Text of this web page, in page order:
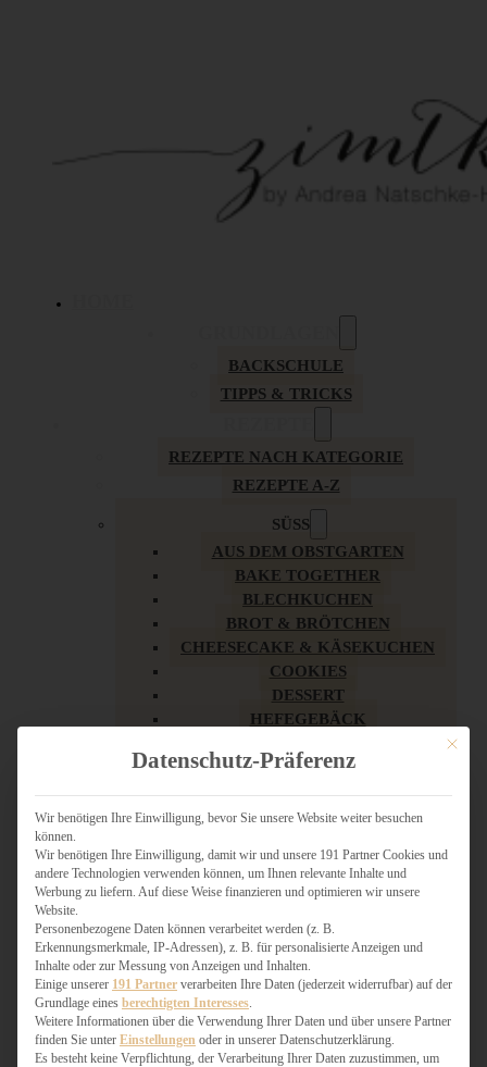
BACKSCHULE
TIPPS & TRICKS
REZEPTE NACH KATEGORIE
REZEPTE A-Z
SÜSS
AUS DEM OBSTGARTEN
BAKE TOGETHER
BLECHKUCHEN
BROT & BRÖTCHEN
CHEESECAKE & KÄSEKUCHEN
COOKIES
DESSERT
HEFEGEBÄCK
KUCHEN
LOW CARB & GESÜNDER
MY AMERICAN BAKERY
SCHOKOLADIGES
SÜSSES HAUPTGERICHT
TÖRTCHEN
VEGAN SÜSS
WEIHNACHTSBÄCKEREI
HERZHAFT
Mit
Datenschutz-Präferenz
Wir benötigen Ihre Einwilligung, bevor Sie unsere Website weiter besuchen
können.
Wir benötigen Ihre Einwilligung, damit wir und unsere 191 Partner Cookies und
andere Technologien verwenden können, um Ihnen relevante Inhalte und
Werbung zu liefern. Auf diese Weise finanzieren und optimieren wir unsere
Website.
Personenbezogene Daten können verarbeitet werden (z. B.
Erkennungsmerkmale, IP-Adressen), z. B. für personalisierte Anzeigen und
Inhalte oder zur Messung von Anzeigen und Inhalten.
Einige unserer 191 Partner verarbeiten Ihre Daten (jederzeit widerrufbar) auf der
Grundlage eines berechtigten Interesses
Weitere Informationen über die Verwendung Ihrer Daten und über unsere Partner
finden Sie unter Einstellungen oder in unserer Datenschutzerklärung.
Es besteht keine Verpflichtung, der Verarbeitung Ihrer Daten zuzustimmen, um